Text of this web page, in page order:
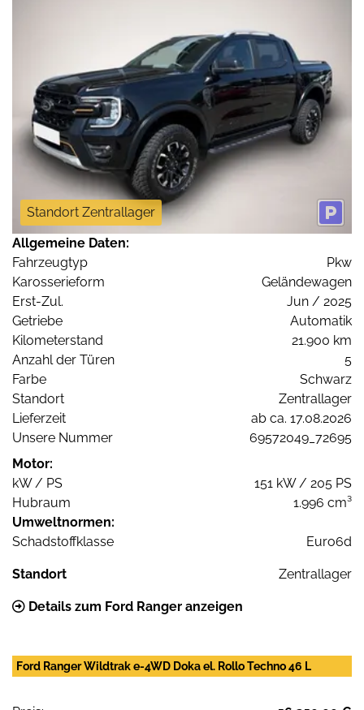
Standort Zentrallager
Allgemeine Daten:
Fahrzeugtyp
Pkw
Karosserieform
Geländewagen
Erst-Zul.
Jun / 2025
Getriebe
Automatik
Kilometerstand
21.900 km
Anzahl der Türen
5
Farbe
Schwarz
Standort
Zentrallager
Lieferzeit
ab ca. 17.08.2026
Unsere Nummer
69572049_72695
Motor:
kW / PS
151 kW / 205 PS
Hubraum
1.996 cm³
Umweltnormen:
Schadstoffklasse
Euro6d
Standort Zentrallager
Details zum Ford Ranger anzeigen
Ford Ranger Wildtrak e-4WD Doka el. Rollo Techno 46 L